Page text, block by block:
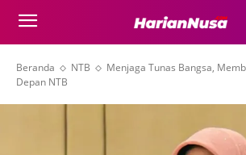
Beranda NTB
Menjaga Tunas Bangsa,
Depan NTB